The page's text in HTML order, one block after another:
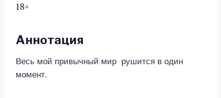
18+
Аннотация
Весь мой привычный мир рушится в один
момент.